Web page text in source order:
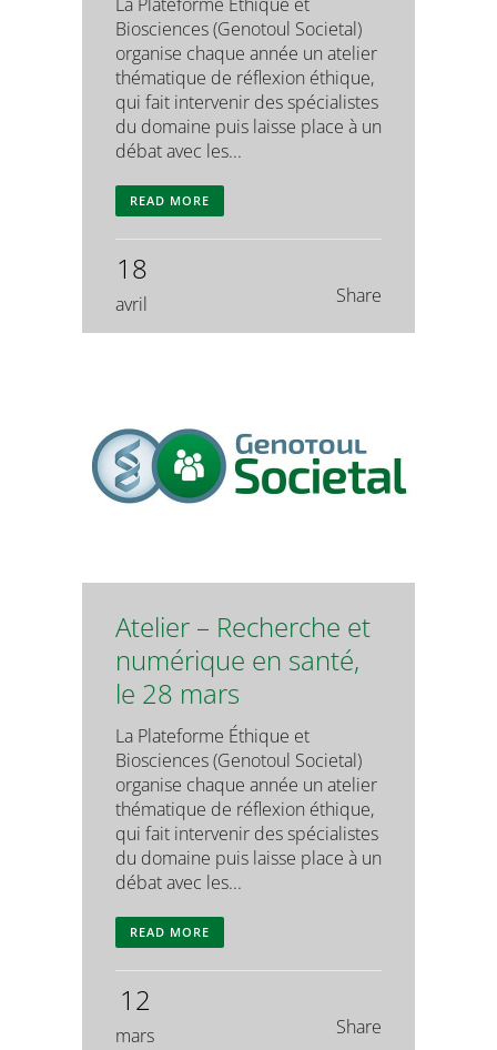
Biosciences (Genotoul Societal)
organise chaque année un atelier
thématique de réflexion éthique,
qui fait intervenir des spécialistes
du domaine puis laisse place à un
débat avec les...
READ MORE
18
avril Share
Atelier – Recherche et
numérique en santé,
le 28 mars
La Plateforme Éthique et
Biosciences (Genotoul Societal)
organise chaque année un atelier
thématique de réflexion éthique,
qui fait intervenir des spécialistes
du domaine puis laisse place à un
débat avec les...
READ MORE
12
mars Share